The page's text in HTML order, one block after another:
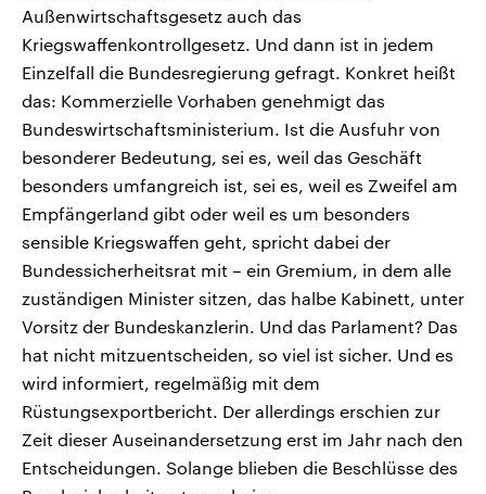
Außenwirtschaftsgesetz auch das
Kriegswaffenkontrollgesetz. Und dann ist in jedem
Einzelfall die Bundesregierung gefragt. Konkret heißt
das: Kommerzielle Vorhaben genehmigt das
Bundeswirtschaftsministerium. Ist die Ausfuhr von
besonderer Bedeutung, sei es, weil das Geschäft
besonders umfangreich ist, sei es, weil es Zweifel am
Empfängerland gibt oder weil es um besonders
sensible Kriegswaffen geht, spricht dabei der
Bundessicherheitsrat mit – ein Gremium, in dem alle
zuständigen Minister sitzen, das halbe Kabinett, unter
Vorsitz der Bundeskanzlerin. Und das Parlament? Das
hat nicht mitzuentscheiden, so viel ist sicher. Und es
wird informiert, regelmäßig mit dem
Rüstungsexportbericht. Der allerdings erschien zur
Zeit dieser Auseinandersetzung erst im Jahr nach den
Entscheidungen. Solange blieben die Beschlüsse des